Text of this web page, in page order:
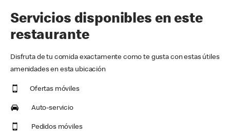
Servicios disponibles en este
restaurante
Disfruta de tu comida exactamente como te gusta con estas útiles
amenidades en esta ubicación
Ofertas móviles
Auto-servicio
Pedidos móviles